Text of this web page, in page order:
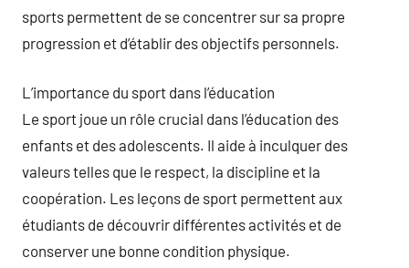
sports permettent de se concentrer sur sa propre
progression et d’établir des objectifs personnels.
L’importance du sport dans l’éducation
Le sport joue un rôle crucial dans l’éducation des
enfants et des adolescents. Il aide à inculquer des
valeurs telles que le respect, la discipline et la
coopération. Les leçons de sport permettent aux
étudiants de découvrir différentes activités et de
conserver une bonne condition physique.